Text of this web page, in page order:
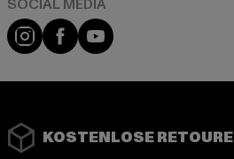
Instagram
FacebookYouTube
KOSTENLOSE RETOURE